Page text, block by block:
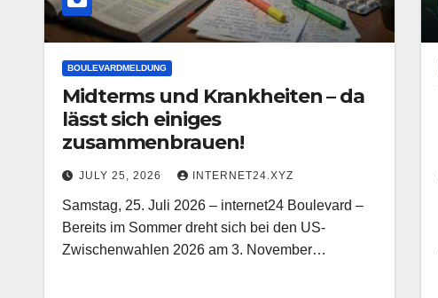
BOULEVARDMELDUNG
Midterms und Krankheiten – da
lässt sich einiges
zusammenbrauen!
JULY 25, 2026 INTERNET24.XYZ
Samstag, 25. Juli 2026 – internet24 Boulevard –
Bereits im Sommer dreht sich bei den US-
Zwischenwahlen 2026 am 3. November…